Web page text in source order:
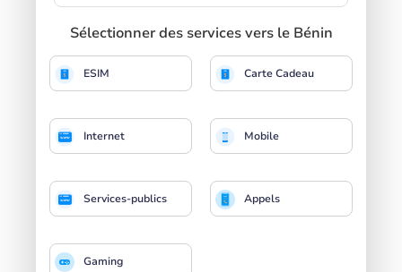
Sélectionner des services vers le Bénin
ESIM Carte Cadeau
Internet Mobile
Services-publics Appels
Gaming